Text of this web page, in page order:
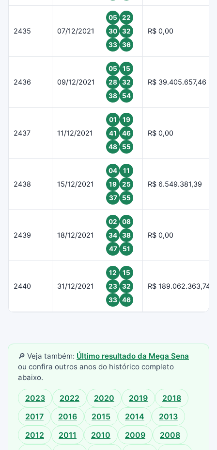
2435 07/12/2021
05
22
30
32
33
36
R$ 0,00
2436 09/12/2021
05
15
28
32
38
54
R$ 39.405.657,46
2437 11/12/2021
01
19
41
46
48
55
R$ 0,00
2438 15/12/2021
04
11
19
25
37
55
R$ 6.549.381,39
2439 18/12/2021
02
08
34
38
47
51
R$ 0,00
2440 31/12/2021
12
15
23
32
33
46
R$ 189.062.363,74
🔎 Veja também: Último resultado da Mega Sena
ou confira outros anos do histórico completo
abaixo.
2023 2022 2020 2019
2018
2017
2016 2015 2014
2013
2012
2011 2010 2009
2008